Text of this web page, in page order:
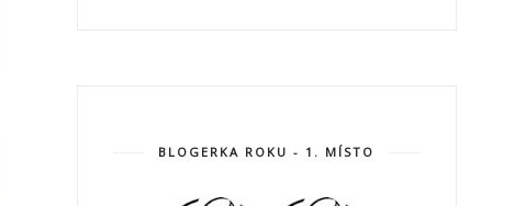
BLOGERKA ROKU - 1. MÍSTO